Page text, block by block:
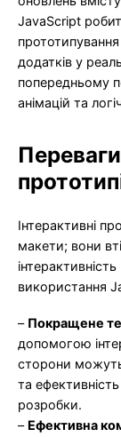
JavaScript
додатків у
попередньому
анімацій та
Інтерактивні
макети; вони
використання
– Покращене
допомогою
сторони
та
розробки.
– Ефективна